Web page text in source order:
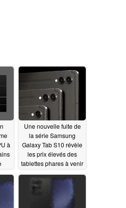
à
le
Une nouvelle fuite de
la série Samsung
Galaxy Tab S10 révèle
les prix élevés des
tablettes phares à venir
09/09/2024